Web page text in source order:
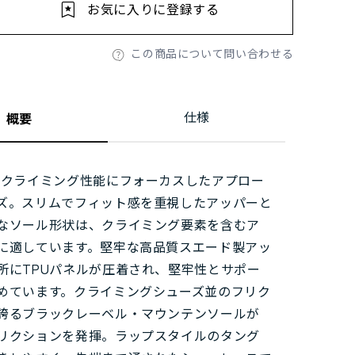
この商品について問い合わせる
お気に入りに登録する
概要 仕様
ライミング性能にフォーカスしたアプロー
。スリムでフィット感を重視したアッパーと
ソール形状は、クライミング要素を含むア
適しています。堅牢な高品質スエード製アッ
にTPUパネルが圧着され、堅牢性とサポー
ています。クライミングシューズ並のフリク
るブラックレーベル・マウンテンソールが
クションを発揮。ラップスタイルのタング